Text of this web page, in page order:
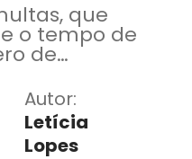
que
o tempo de
de
R$ 42.641
Autor:
Letícia
Lopes